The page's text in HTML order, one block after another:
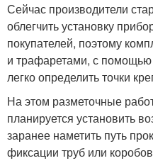
Сейчас производители
облегчить установку
покупателей, поэтому
и трафаретами, с
легко определить точки
На этом разметочные
планируется установить
заранее наметить путь
фиксации труб или